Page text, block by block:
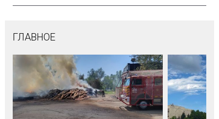
ГЛАВНОЕ